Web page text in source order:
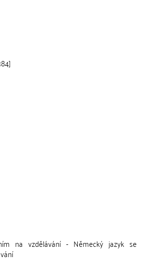
na vzdělávání - Německý jazyk se